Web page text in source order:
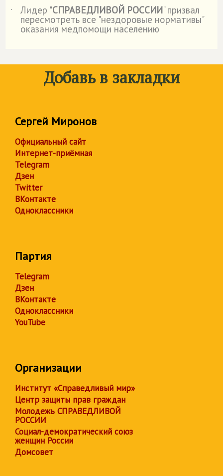
˙
Лидер "СПРАВЕДЛИВОЙ РОССИИ" призвал
пересмотреть все "нездоровые нормативы"
оказания медпомощи населению
Добавь в закладки
Сергей Миронов
Официальный сайт
Интернет-приёмная
Telegram
Дзен
Twitter
ВКонтакте
Одноклассники
Партия
Telegram
Дзен
ВКонтакте
Одноклассники
YouTube
Организации
Институт «Справедливый мир»
Центр защиты прав граждан
Молодежь СПРАВЕДЛИВОЙ
РОССИИ
Социал-демократический союз
женщин России
Домсовет